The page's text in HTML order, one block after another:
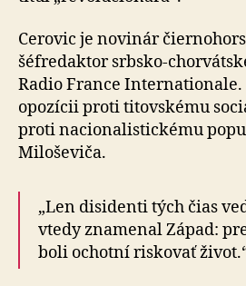
Cerovic je novinár
šéfredaktor srbsko-
Radio France
opozícii proti titovskému
proti nacionalistickému
Miloševiča.
„Len disidenti tých čias
vtedy zna­me­nal Západ:
boli ochotní riskovať